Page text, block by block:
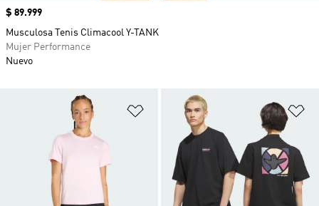
Añadir a la lista de deseos
Precio
$ 89.999
Musculosa Tenis Climacool Y-TANK
Mujer Performance
Nuevo